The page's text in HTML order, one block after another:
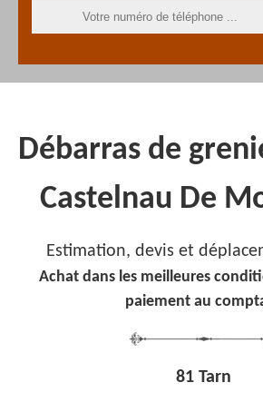
Débarras de
Castelnau De
Estimation, devis et
Achat dans les meilleures
paiement au
81 Tarn